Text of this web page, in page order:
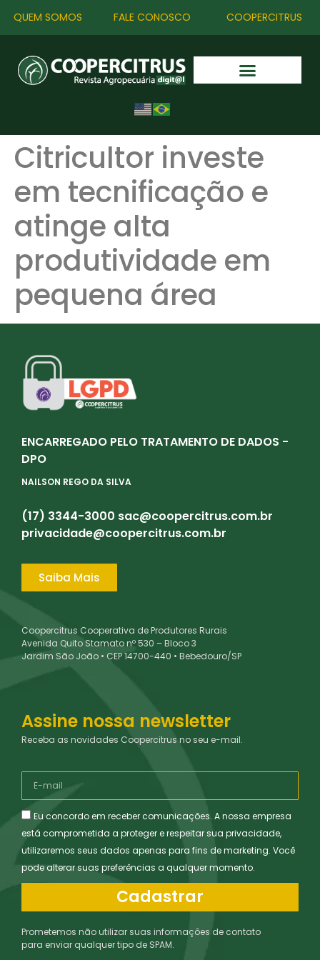
QUEM SOMOS FALE CONOSCO COOPERCITRUS
Citricultor investe
em tecnificação e
atinge alta
produtividade em
pequena área
ENCARREGADO PELO TRATAMENTO DE DADOS -
DPO
NAILSON REGO DA SILVA
(17) 3344-3000 sac@coopercitrus.com.br
privacidade@coopercitrus.com.br
Saiba Mais
Coopercitrus Cooperativa de Produtores Rurais
Avenida Quito Stamato nº 530 – Bloco 3
Jardim São João • CEP 14700-440 • Bebedouro/SP
Assine nossa newsletter
Receba as novidades Coopercitrus no seu e-mail.
Eu concordo em receber comunicações. A nossa empresa
está comprometida a proteger e respeitar sua privacidade,
utilizaremos seus dados apenas para fins de marketing. Você
pode alterar suas preferências a qualquer momento.
Cadastrar
Prometemos não utilizar suas informações de contato
para enviar qualquer tipo de SPAM.